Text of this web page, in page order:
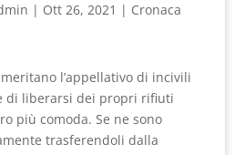
| Ott 26, 2021 | Cronaca
l’appellativo di incivili
di liberarsi dei propri rifiuti
più comoda. Se ne sono
trasferendoli dalla